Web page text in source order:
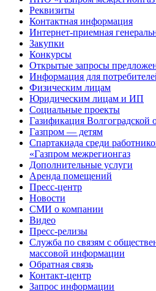
Реквизиты
Контактная информация
Интернет-приемная
Закупки
Конкурсы
Открытые запросы
Информация для
Физическим лицам
Юридическим лицам и ИП
Социальные проекты
Газификация Волгоградской
Газпром — детям
Спартакиада среди
«Газпром межрегионгаз
Дополнительные услуги
Аренда помещений
Пресс-центр
Новости
СМИ о компании
Видео
Пресс-релизы
Служба по связям с
массовой информации
Обратная связь
Контакт-центр
Запрос информации